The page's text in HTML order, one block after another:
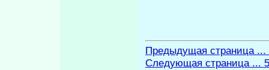
Предыдущая страница ...
Следующая страница ...